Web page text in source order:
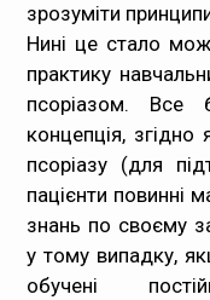
зрозуміти
Нині це стало
практику
псоріазом. Все
концепція, згідно
псоріазу (для
пацієнти повинні
знань по своєму
у тому випадку,
обучені